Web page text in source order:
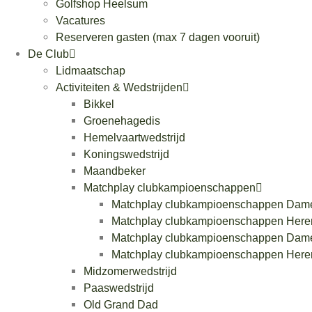
Golfshop Heelsum
Vacatures
Reserveren gasten (max 7 dagen vooruit)
De Club
Lidmaatschap
Activiteiten & Wedstrijden
Bikkel
Groenehagedis
Hemelvaartwedstrijd
Koningswedstrijd
Maandbeker
Matchplay clubkampioenschappen
Matchplay clubkampioenschappen
Matchplay clubkampioenschappen
Matchplay clubkampioenschappen
Matchplay clubkampioenschappen
Midzomerwedstrijd
Paaswedstrijd
Old Grand Dad